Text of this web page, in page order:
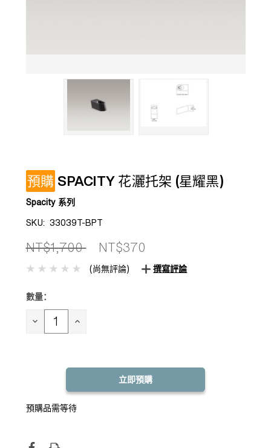
預購 SPACITY 花灑托架 (星耀黑)
Spacity 系列
SKU: 33039T-BPT
NT$1,700 NT$370
(尚無評論) 撰寫評論
目前
存：
數量：
減 增
預購品需等待